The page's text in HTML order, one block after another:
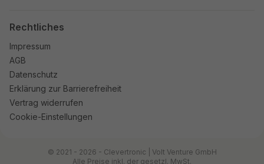
Rechtliches
Impressum
AGB
Datenschutz
Erklärung zur Barrierefreiheit
Vertrag widerrufen
Cookie-Einstellungen
© 2021 - 2026 - Clevertronic | Volt Venture GmbH
Alle Preise inkl. der gesetzl. MwSt.